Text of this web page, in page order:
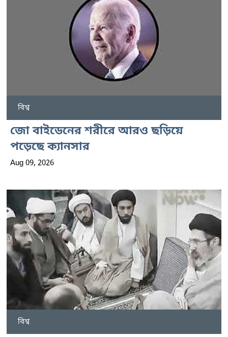
বিশ্ব
জো বাইডেনের শরীরে আরও ছড়িয়ে
পড়েছে ক্যানসার
Aug 09, 2026
বিশ্ব